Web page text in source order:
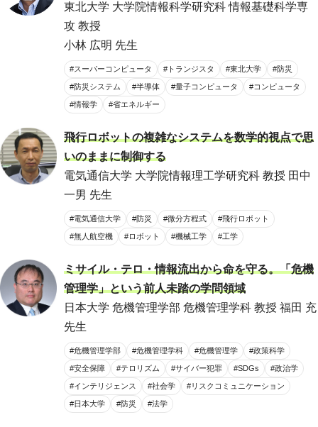
東北大学 大学院情報科学研究科 情報基礎科学専
攻 教授
小林 広明 先生
#スーパーコンピュータ #トランジスタ #東北大学 #防災
#防災システム #半導体 #量子コンピュータ #コンピュータ
#情報学 #省エネルギー
飛行ロボットの複雑なシステムを数学的視点で思
いのままに制御する
電気通信大学 大学院情報理工学研究科 教授 田中
一男 先生
#電気通信大学 #防災 #微分方程式 #飛行ロボット
#無人航空機 #ロボット #機械工学 #工学
ミサイル・テロ・情報流出から命を守る。「危機
管理学」という前人未踏の学問領域
日本大学 危機管理学部 危機管理学科 教授 福田 充
先生
#危機管理学部 #危機管理学科 #危機管理学 #政策科学
#安全保障 #テロリズム #サイバー犯罪 #SDGs #政治学
#インテリジェンス #社会学 #リスクコミュニケーション
#日本大学 #防災 #法学